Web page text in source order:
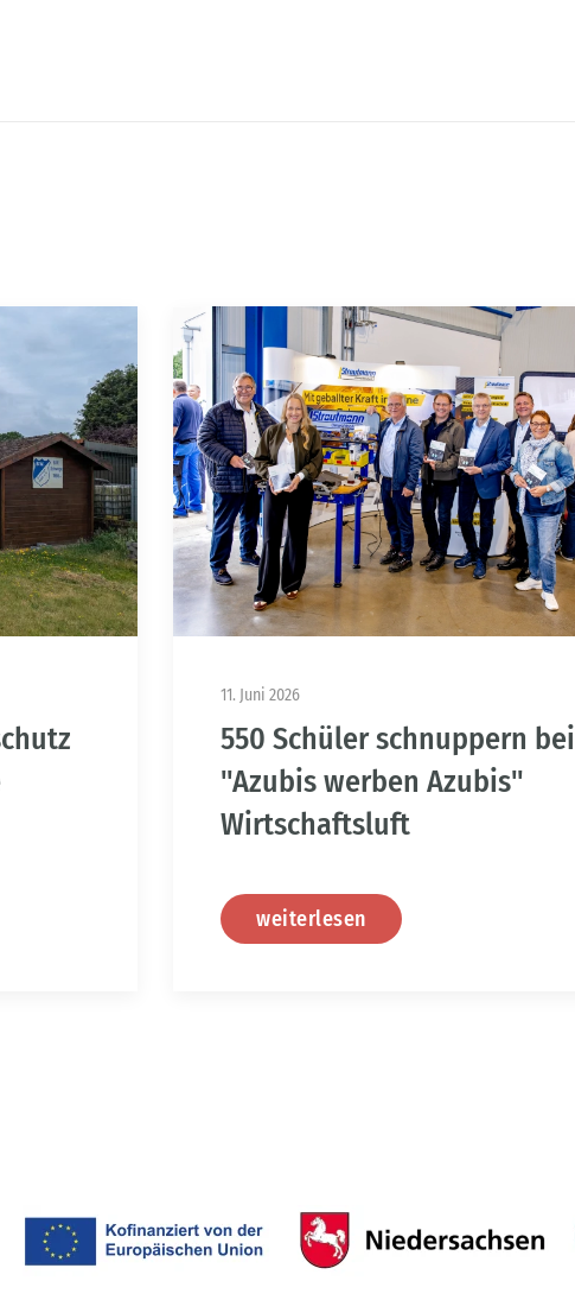
11. Juni 2026
550 Schüler schnuppern bei
"Azubis werben Azubis"
Wirtschaftsluft
weiterlesen